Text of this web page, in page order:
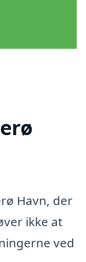
Havn, der
ikke at
ved